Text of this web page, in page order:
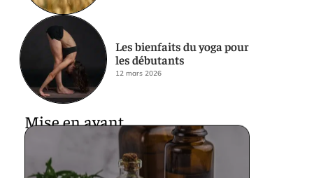
Les bienfaits du yoga pour
les débutants
12 mars 2026
Mise en avant